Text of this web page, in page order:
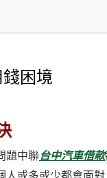
困境
題中聯台中汽車借款
或多或少都會面